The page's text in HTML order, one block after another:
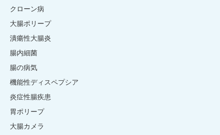
クローン病
大腸ポリープ
潰瘍性大腸炎
腸内細菌
腸の病気
機能性ディスペプシア
炎症性腸疾患
胃ポリープ
大腸カメラ